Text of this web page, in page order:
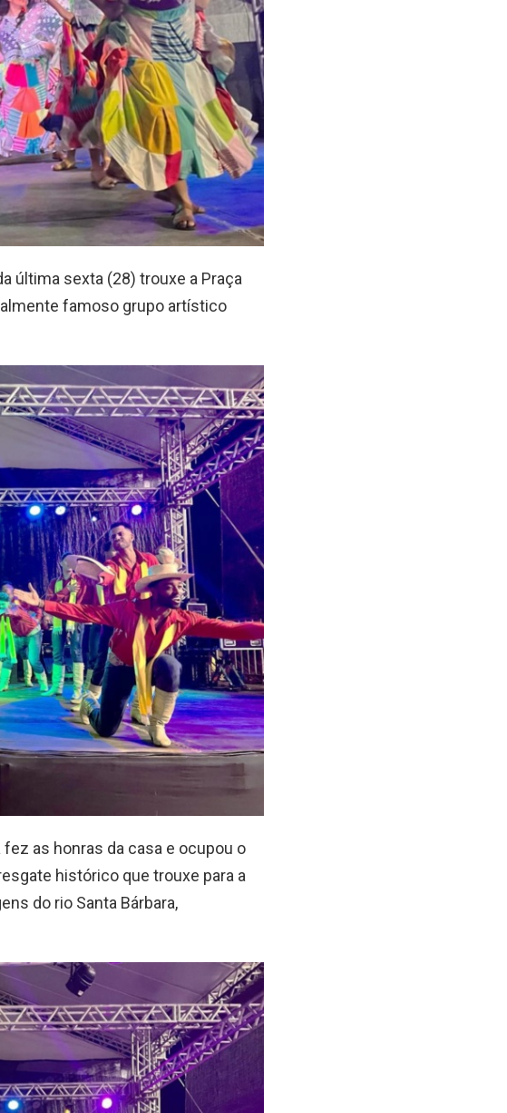
última sexta (28) trouxe a Praça
famoso grupo artístico
as honras da casa e ocupou o
histórico que trouxe para a
do rio Santa Bárbara,